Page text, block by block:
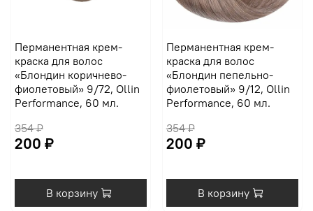
Перманентная крем-
краска для волос
«Блондин коричнево-
фиолетовый» 9/72, Ollin
Performance, 60 мл.
354 ₽
200 ₽
В корзину
Перманентная крем-
краска для волос
«Блондин пепельно-
фиолетовый» 9/12, Ollin
Performance, 60 мл.
354 ₽
200 ₽
В корзину